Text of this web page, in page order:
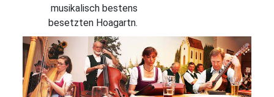
musikalisch bestens
besetzten Hoagartn.